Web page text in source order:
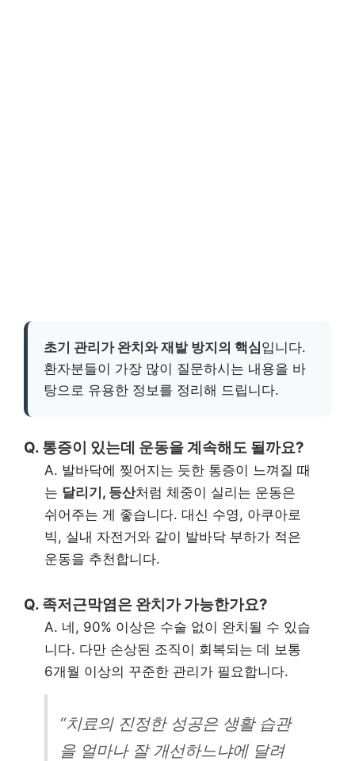
초기 관리가 완치와 재발 방지의 핵심입니다.
환자분들이 가장 많이 질문하시는 내용을 바
탕으로 유용한 정보를 정리해 드립니다.
Q. 통증이 있는데 운동을 계속해도 될까요?
A. 발바닥에 찢어지는 듯한 통증이 느껴질 때
는 달리기, 등산처럼 체중이 실리는 운동은
쉬어주는 게 좋습니다. 대신 수영, 아쿠아로
빅, 실내 자전거와 같이 발바닥 부하가 적은
운동을 추천합니다.
Q. 족저근막염은 완치가 가능한가요?
A. 네, 90% 이상은 수술 없이 완치될 수 있습
니다. 다만 손상된 조직이 회복되는 데 보통
6개월 이상의 꾸준한 관리가 필요합니다.
“치료의 진정한 성공은 생활 습관
을 얼마나 잘 개선하느냐에 달려